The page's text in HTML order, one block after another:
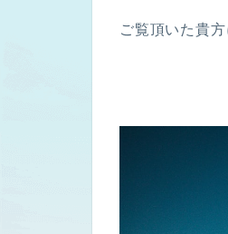
ご覧頂いた貴